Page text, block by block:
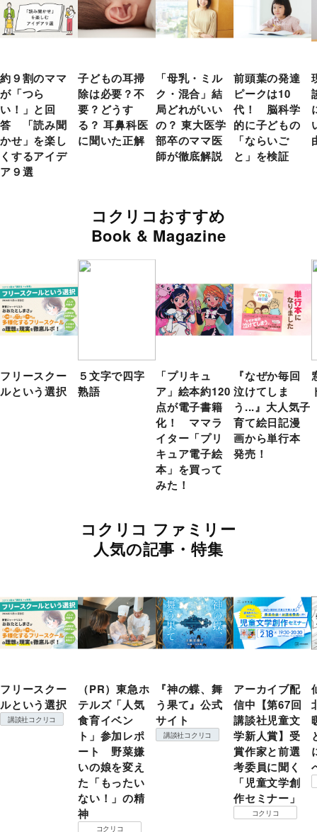
約９割のママ
が「つら
い！」と回
答 「読み聞
かせ」を楽し
くするアイデ
ア９選
子どもの耳掃
除は必要？不
要？どうす
る？ 耳鼻科医
に聞いた正解
「母乳・ミル
ク・混合」結
局どれがいい
の？ 東大医学
部卒のママ医
師が徹底解説
前頭葉の発達
ピークは10
代！ 脳科学
的に子どもの
「ならいご
と」を検証
コクリコおすすめ
Book & Magazine
フリースクー
ルという選択
５文字で四字
熟語
「プリキュ
ア」絵本約120
点が電子書籍
化！ ママラ
イター「プリ
キュア電子絵
本」を買って
みた！
『なぜか毎回
泣けてしま
う...』大人気子
育て絵日記漫
画から単行本
発売！
コクリコ ファミリー
人気の記事・特集
フリースクー
ルという選択
講談社コクリコ
（PR）東急ホ
テルズ「人気
食育イベン
ト」参加レポ
ート 野菜嫌
いの娘を変え
た「もったい
ない！」の精
神
コクリコ
『神の蝶、舞
う果て』公式
サイト
講談社コクリコ
アーカイブ配
信中【第67回
講談社児童文
学新人賞】受
賞作家と前選
考委員に聞く
「児童文学創
作セミナー」
コクリコ